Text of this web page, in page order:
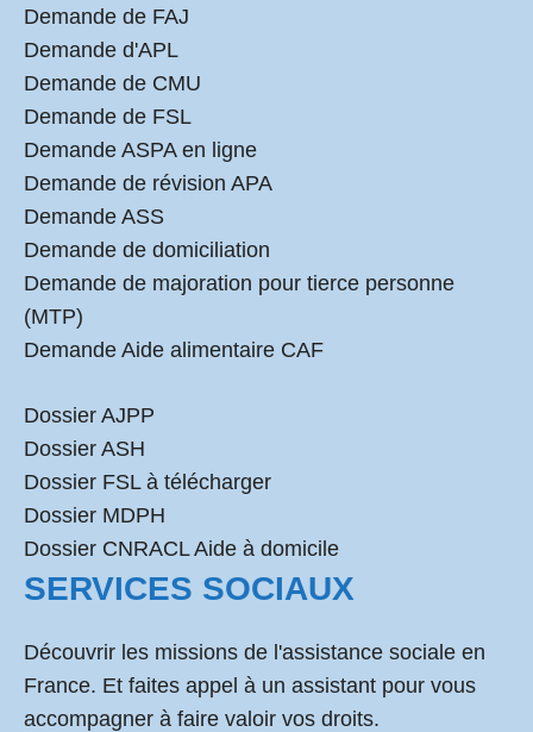
Demande de FAJ
Demande d'APL
Demande de CMU
Demande de FSL
Demande ASPA en ligne
Demande de révision APA
Demande ASS
Demande de domiciliation
Demande de majoration pour tierce personne
(MTP)
Demande Aide alimentaire CAF
Dossier AJPP
Dossier ASH
Dossier FSL à télécharger
Dossier MDPH
Dossier CNRACL Aide à domicile
SERVICES SOCIAUX
Découvrir les missions de l'assistance sociale en
France. Et faites appel à un assistant pour vous
accompagner à faire valoir vos droits.